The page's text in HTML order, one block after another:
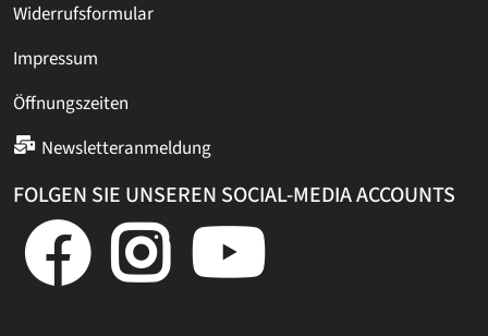
Widerrufsformular
Impressum
Öffnungszeiten
Newsletteranmeldung
FOLGEN SIE UNSEREN SOCIAL-MEDIA ACCOUNTS